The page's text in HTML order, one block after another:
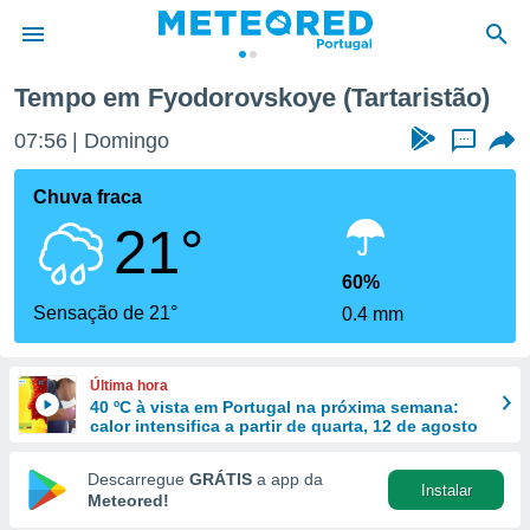
da
foi
fornecidas
a este
das
e
forma
digital
Tempo em Fyodorovskoye (Tartaristão)
07:56 Domingo ...
Chuva fraca
21°
Sensação de 21°
60%
0.4 mm
Última hora
40 ºC à vista em Portugal na próxima semana:
calor intensifica a partir de quarta, 12 de agosto
Descarregue GRÁTIS a app da
Meteored!
Instalar